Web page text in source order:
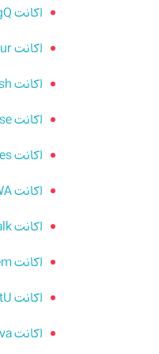
اکانت LingQ
اکانت Pimsleur
اکانت All Ears English
اکانت Memrise
اکانت Mango Languages
اکانت EWA
اکانت HelloTalk
اکانت Tandem
اکانت FluentU
اکانت Promova